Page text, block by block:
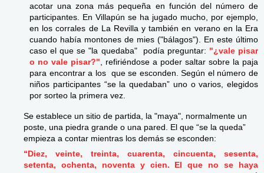
acotar una zona más pequeña en función del número de
participantes. En Villapún se ha jugado mucho, por ejemplo,
en los corrales de La Revilla y también en verano en la Era
cuando había montones de mies ("bálagos"). En este último
caso el que se "la quedaba" podía preguntar: "¿vale pisar
o no vale pisar?" , refiriéndose a poder saltar sobre la paja
para encontrar a los que se esconden. Según el número de
niños participantes “se la quedaban” uno o varios, elegidos
por sorteo la primera vez.
Se establece un sitio de partida, la "maya", normalmente un
poste, una piedra grande o una pared. El que “se la queda”
empieza a contar mientras los demás se esconden:
“Diez, veinte, treinta, cuarenta, cincuenta, sesenta,
setenta, ochenta, noventa y cien. El que no se haya